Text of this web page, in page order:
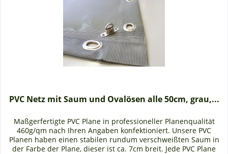
PVC Netz mit Saum und Ovalösen alle 50cm, grau,...
Maßgerfertigte PVC Plane in professioneller Planenqualität
460g/qm nach Ihren Angaben konfektioniert. Unsere PVC
Planen haben einen stabilen rundum verschweißten Saum in
der Farbe der Plane, dieser ist ca. 7cm breit. Jede PVC Plane